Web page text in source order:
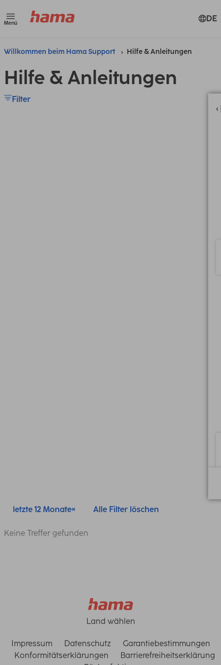
Menü DE
Willkommen beim Hama Support Hilfe & Anleitungen
Hilfe & Anleitungen
Filter
letzte 12 Monate Alle Filter löschen
Keine Treffer gefunden
Land wählen
Impressum Datenschutz
Garantiebestimmungen
Konformitätserklärungen
Barrierefreiheitserklärung